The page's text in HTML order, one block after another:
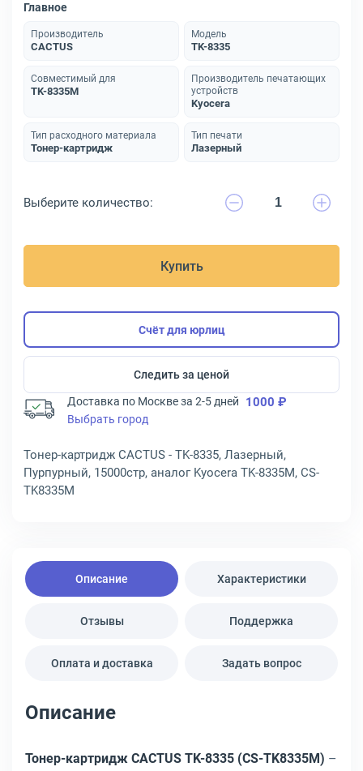
Главное
Производитель
CACTUS
Модель
TK-8335
Совместимый для
TK-8335M
Производитель печатающих
устройств
Kyocera
Тип расходного материала
Тонер-картридж
Тип печати
Лазерный
Выберите количество:
Купить
Счёт для юрлиц
Следить за ценой
Доставка по Москве за 2-5 дней 1000 ₽
Выбрать город
Тонер-картридж CACTUS - TK-8335, Лазерный,
Пурпурный, 15000стр, аналог Kyocera TK-8335M, CS-
TK8335M
Описание Характеристики
Отзывы Поддержка
Оплата и доставка Задать вопрос
Описание
Тонер-картридж CACTUS TK-8335 (CS-TK8335M) –